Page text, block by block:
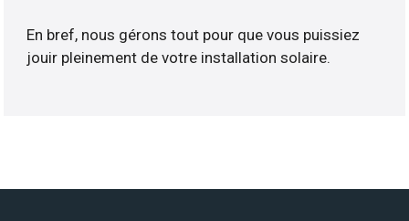
En bref, nous gérons tout pour que vous puissiez
jouir pleinement de votre installation solaire.